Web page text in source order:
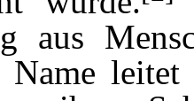
aus
Name